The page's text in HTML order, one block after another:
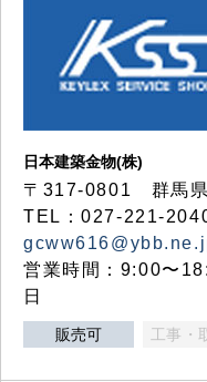
日本建築金物(株)
〒317‐0801 群馬
TEL：027-221-
営業時間：9:00〜
日
販売可 工事・